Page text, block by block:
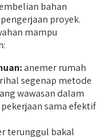
bahan
proyek.
mampu
anemer rumah
segenap metode
wawasan dalam
sama efektif
terunggul bakal